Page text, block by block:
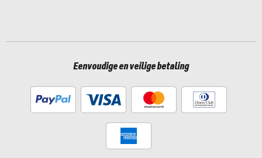
Eenvoudige en veilige betaling